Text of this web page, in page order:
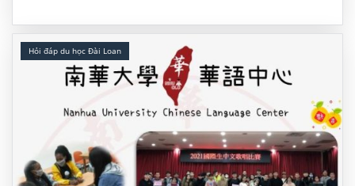
802, Taiwan, Đài Loan 622 Tel: (07) 7172930 I/ Thông
tin khóa […]
Hỏi đáp du học Đài Loan